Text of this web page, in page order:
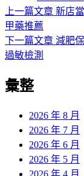
日
文
章
導
覽
上一篇文章 上
篇
新店
甲藥推薦
下一篇文章 下
減肥
過敏檢測
彙整
2026 年 8 月
2026 年 7 月
2026 年 6 月
2026 年 5 月
2026 年 4 月